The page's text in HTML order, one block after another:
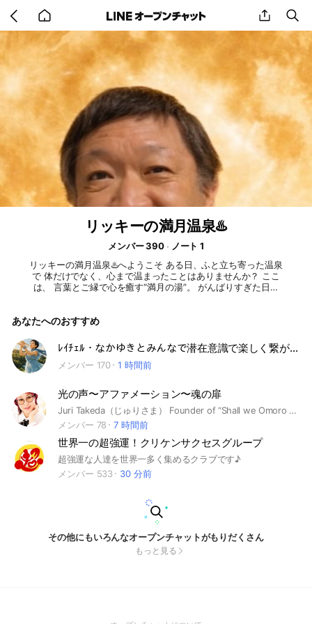
back
to
home
share
リッキーの満月温泉♨️
メンバー 390
ノート 1
リッキーの満月温泉♨️へようこそ ある日、ふと立ち寄った温泉
で 体だけでなく、心まで温まったことはありませんか？ ここ
は、 言葉とご縁で心を癒す“満月の湯”。 がんばりすぎた日も
っていく—— 欠けていると思っていた自分が 本当はすでに満
みしませんか？ あなたのお越しを、 やさしくお待ちしていま
す🌕 【必要なタイミングの方に届きますように】
あなたへのおすすめ
ﾚｲﾁｪﾙ・なかゆきとみんなで潜在意識で楽しく繋がっていこう🌻
メンバー 170 1 時間前
光の声〜アファメーション〜魂の扉
Juri Takeda（じゅりさま） Founder of “Shall we Omoro Way?” & MotePika Style 笑いと光で魂を導くコーチ／エンタメプロデューサー🌈
メンバー 78
7 時間前
世界一の超強運！クリケンサクセスグループ
超強運な人達を世界一多く集めるクラブです♪
メンバー 533
30 分前
その他にもいろんなオープンチャットがもりだくさん
もっと見る